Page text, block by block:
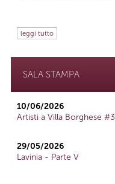
leggi tutto
SALA STAMPA
10/06/2026
Artisti a Villa Borghese #3
29/05/2026
Lavinia - Parte V